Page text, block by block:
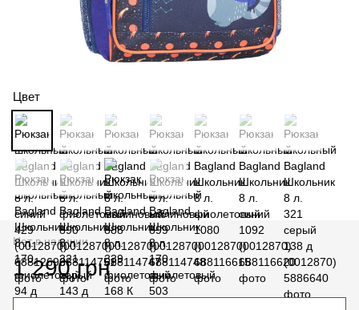
Цвет
Нет в наличии
1 290 грн